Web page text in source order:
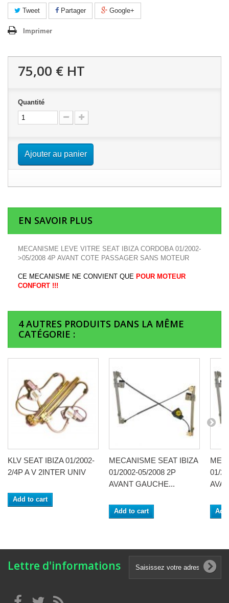
Tweet Partager Google+
Imprimer
75,00 € HT
Quantité
Ajouter au panier
EN SAVOIR PLUS
MECANISME LEVE VITRE SEAT IBIZA CORDOBA 01/2002-
>05/2008 4P AVANT COTE PASSAGER SANS MOTEUR
CE MECANISME NE CONVIENT QUE POUR MOTEUR
CONFORT !!!
4 AUTRES PRODUITS DANS LA MÊME
CATÉGORIE :
KLV SEAT IBIZA 01/2002-
2/4P A V 2INTER UNIV
Add to cart
MECANISME SEAT IBIZA
01/2002-05/2008 2P
AVANT GAUCHE...
Add to cart
01/
Lettre d'informations